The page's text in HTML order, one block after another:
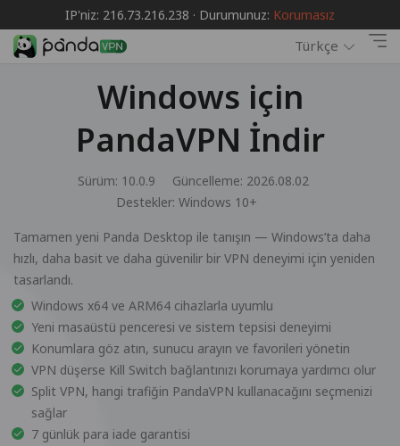
IP'niz: 216.73.216.238 · Durumunuz: Korumasız
Türkçe
Windows için
PandaVPN İndir
Sürüm: 10.0.9
Güncelleme: 2026.08.02
Destekler: Windows 10+
Tamamen yeni Panda Desktop ile tanışın — Windows’ta daha
hızlı, daha basit ve daha güvenilir bir VPN deneyimi için yeniden
tasarlandı.
Windows x64 ve ARM64 cihazlarla uyumlu
Yeni masaüstü penceresi ve sistem tepsisi deneyimi
Konumlara göz atın, sunucu arayın ve favorileri yönetin
VPN düşerse Kill Switch bağlantınızı korumaya yardımcı olur
Split VPN, hangi trafiğin PandaVPN kullanacağını seçmenizi
sağlar
7 günlük para iade garantisi